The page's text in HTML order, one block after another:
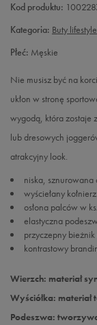
44 28,5 cm
45,5 30 cm
Kod produktu:
Kategoria: Buty lifestyle
Płeć: Męskie
Nie musisz być na
ukłon w stronę
wygodą, która zostaje
lub dresowych
atrakcyjny look.
niska, sznurowana
wyściełany kołnierz
osłona palców w
elastyczna
przyczepny
kontrastowy
Wierzch: materiał
Wyściółka: materiał
Podeszwa: